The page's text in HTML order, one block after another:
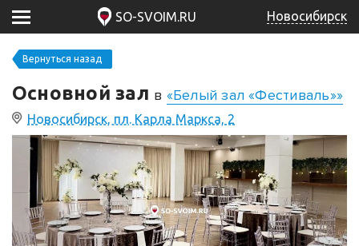
SO-SVOIM.RU Новосибирск
Вернуться назад
Основной зал в «Белый зал «Фестиваль»»
Новосибирск, пл. Карла Маркса, 2